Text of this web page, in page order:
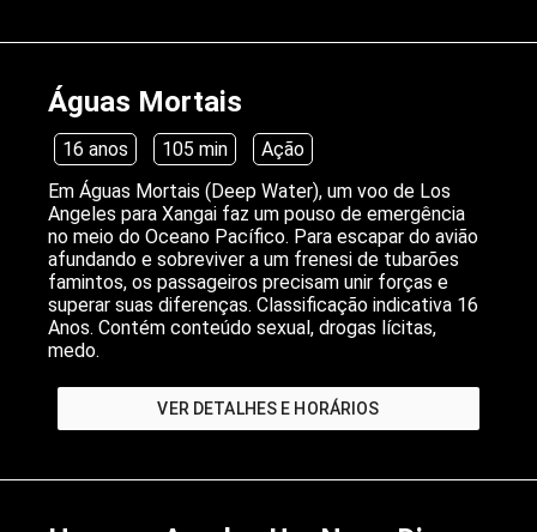
Águas Mortais
16 anos 105 min
Ação
Em Águas Mortais (Deep Water), um voo de Los
Angeles para Xangai faz um pouso de emergência
no meio do Oceano Pacífico. Para escapar do avião
afundando e sobreviver a um frenesi de tubarões
famintos, os passageiros precisam unir forças e
superar suas diferenças. Classificação indicativa 16
Anos. Contém conteúdo sexual, drogas lícitas,
medo.
VER DETALHES E HORÁRIOS